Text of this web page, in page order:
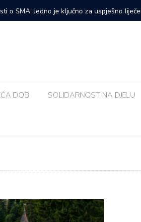
povijesti: ‘Na čijoj strani’ osvojila
DOB SOLIDARNOST NA DJELU